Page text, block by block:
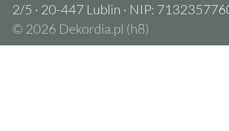
2/5 · 20-447 Lublin · NIP:
© 2026 Dekordia.pl (h8)